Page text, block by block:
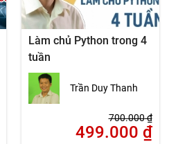
Làm chủ Python trong 4
tuần
Trần Duy Thanh
700.000₫
499.000 ₫